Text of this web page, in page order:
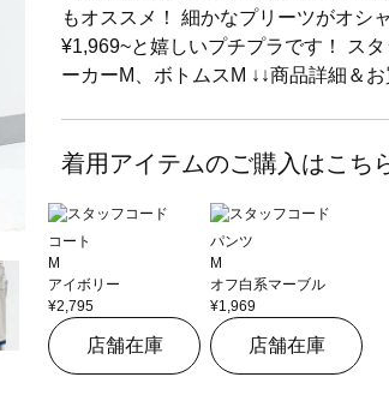
もオススメ！ 細かなプリーツがオシ
¥1,969~と嬉しいプチプラです！ ス
ーカーM、ボトムスM ↓↓商品詳細＆
着用アイテムのご購入はこち
コート
M
アイボリー
¥2,795
店舗在庫
パンツ
M
オフ白系マーブル
¥1,969
店舗在庫